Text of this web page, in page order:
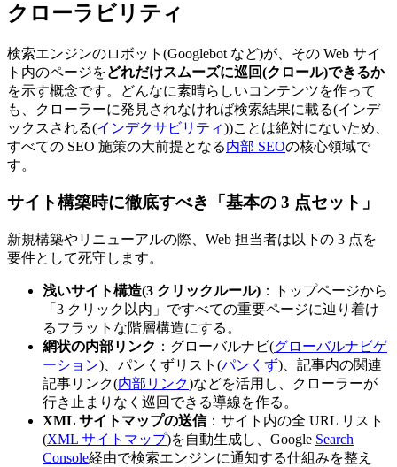
クローラビリティ
検索エンジンのロボット(Googlebot など)が、その Web サイ
ト内のページをどれだけスムーズに巡回(クロール)できるか
を示す概念です。どんなに素晴らしいコンテンツを作って
も、クローラーに発見されなければ検索結果に載る(インデ
ックスされる(インデクサビリティ))ことは絶対にないため、
すべての SEO 施策の大前提となる内部 SEOの核心領域で
す。
サイト構築時に徹底すべき「基本の 3 点セット」
新規構築やリニューアルの際、Web 担当者は以下の 3 点を
要件として死守します。
浅いサイト構造(3 クリックルール) ：トップページから
「3 クリック以内」ですべての重要ページに辿り着け
るフラットな階層構造にする。
網状の内部リンク ：グローバルナビ(グローバルナビゲ
ーション)、パンくずリスト(パンくず)、記事内の関連
記事リンク(内部リンク)などを活用し、クローラーが
行き止まりなく巡回できる導線を作る。
XML サイトマップの送信：サイト内の全 URL リスト
(XML サイトマップ)を自動生成し、Google Search
Console経由で検索エンジンに通知する仕組みを整え